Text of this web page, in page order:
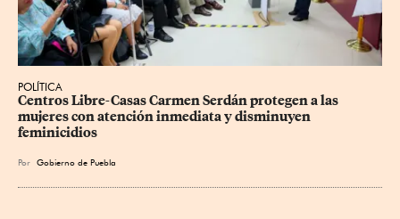
POLÍTICA
Centros Libre-Casas Carmen Serdán protegen a las
mujeres con atención inmediata y disminuyen
feminicidios
Por Gobierno de Puebla